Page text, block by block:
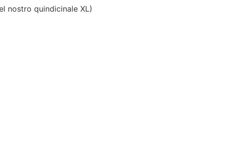
nostro quindicinale XL)